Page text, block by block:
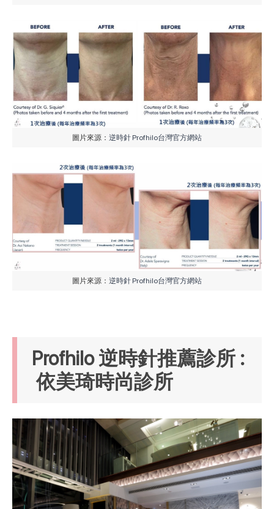
圖片來源： 逆時針 Profhilo台灣官方網站
圖片來源： 逆時針 Profhilo台灣官方網站
Profhilo 逆時針推薦診所 :
依美琦時尚診所